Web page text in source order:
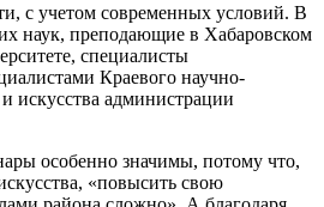
с учетом современных условий. В
наук, преподающие в Хабаровском
специалисты
Краевого научно-
искусства администрации
особенно значимы, потому что,
«повысить свою